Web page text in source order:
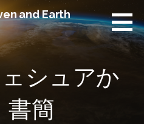
and Earth
シュアか
書簡